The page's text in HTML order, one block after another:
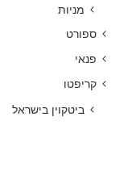
מניות
ספורט
פנאי
קריפטו
ביטקוין בישראל